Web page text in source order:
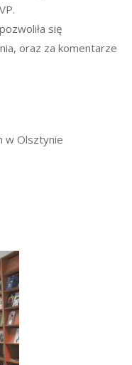
się
oraz za komentarze
w Olsztynie